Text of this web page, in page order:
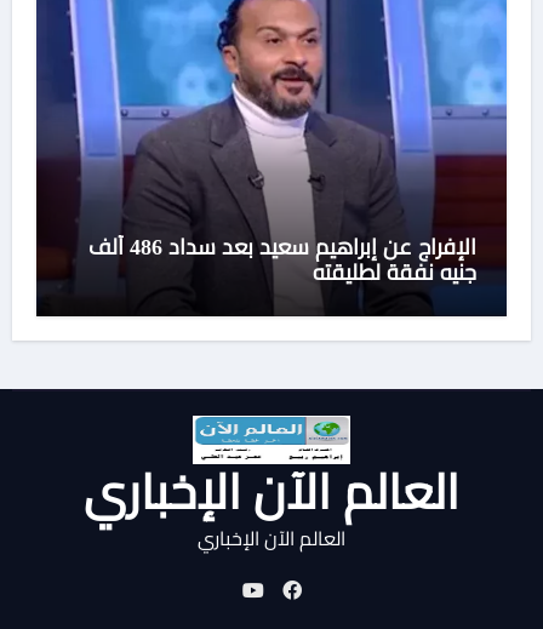
الإفراج عن إبراهيم سعيد بعد سداد 486 ألف
جنيه نفقة لطليقته
العالم الآن الإخباري
العالم الآن الإخباري